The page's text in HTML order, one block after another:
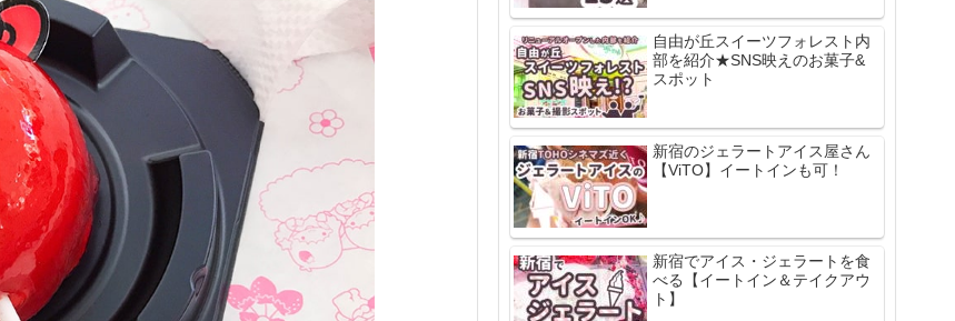
自由が丘スイーツフォレスト内
部を紹介★SNS映えのお菓子&
スポット
新宿のジェラートアイス屋さん
【ViTO】イートインも可！
新宿でアイス・ジェラートを食
べる【イートイン＆テイクアウ
ト】